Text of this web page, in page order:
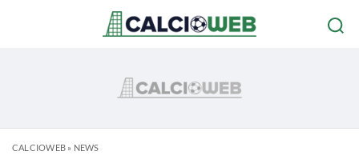
CALCIOWEB» NEWS